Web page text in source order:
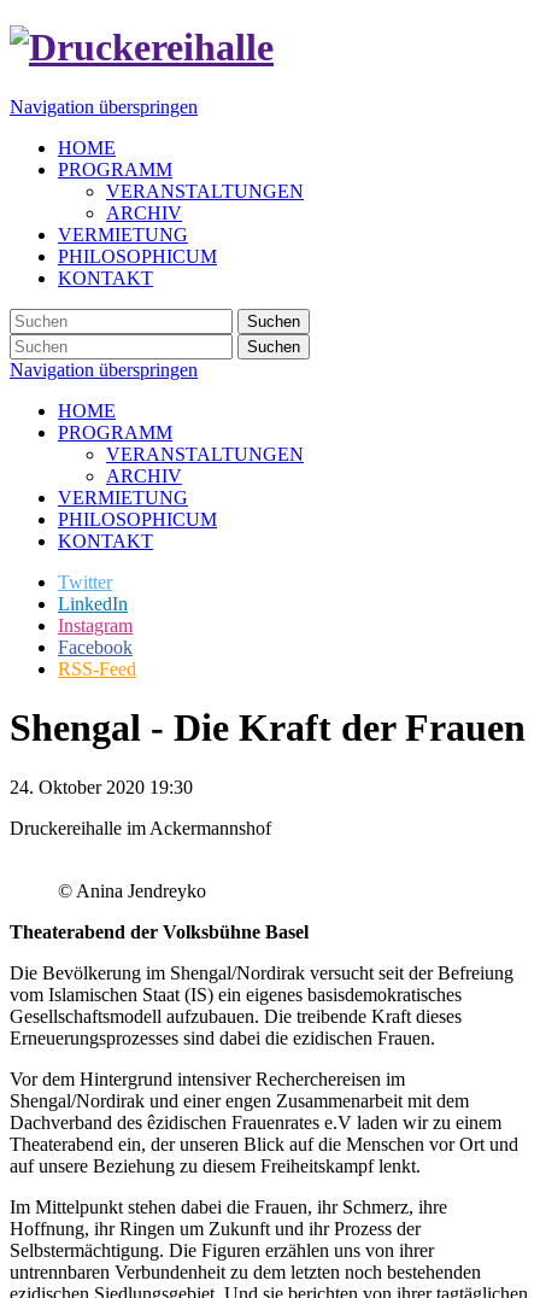
Navigation überspringen
HOME
PROGRAMM
VERANSTALTUNGEN
ARCHIV
VERMIETUNG
PHILOSOPHICUM
KONTAKT
Suchen
Suchen
Navigation überspringen
HOME
PROGRAMM
VERANSTALTUNGEN
ARCHIV
VERMIETUNG
PHILOSOPHICUM
KONTAKT
Twitter
LinkedIn
Instagram
Facebook
RSS-Feed
Shengal - Die Kraft der Frauen
24. Oktober 2020 19:30
Druckereihalle im Ackermannshof
© Anina Jendreyko
Theaterabend der Volksbühne Basel
Die Bevölkerung im Shengal/Nordirak versucht seit der Befreiung
vom Islamischen Staat (IS) ein eigenes basisdemokratisches
Gesellschaftsmodell aufzubauen. Die treibende Kraft dieses
Erneuerungsprozesses sind dabei die ezidischen Frauen.
Vor dem Hintergrund intensiver Recherchereisen im
Shengal/Nordirak und einer engen Zusammenarbeit mit dem
Dachverband des êzidischen Frauenrates e.V laden wir zu einem
Theaterabend ein, der unseren Blick auf die Menschen vor Ort und
auf unsere Beziehung zu diesem Freiheitskampf lenkt.
Im Mittelpunkt stehen dabei die Frauen, ihr Schmerz, ihre
Hoffnung, ihr Ringen um Zukunft und ihr Prozess der
Selbstermächtigung. Die Figuren erzählen uns von ihrer
untrennbaren Verbundenheit zu dem letzten noch bestehenden
ezidischen Siedlungsgebiet. Und sie berichten von ihrer tagtäglichen